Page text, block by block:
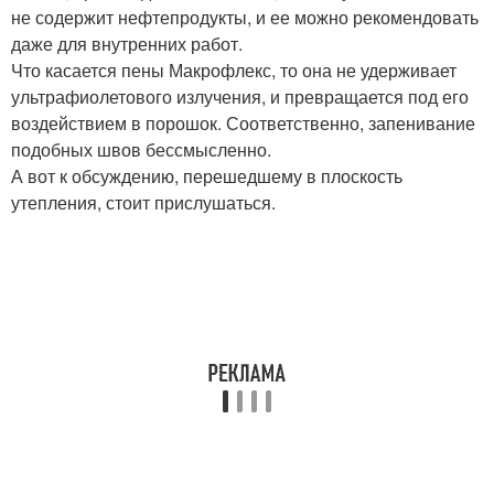
не содержит нефтепродукты, и ее можно рекомендовать
даже для внутренних работ.
Что касается пены Макрофлекс, то она не удерживает
ультрафиолетового излучения, и превращается под его
воздействием в порошок. Соответственно, запенивание
подобных швов бессмысленно.
А вот к обсуждению, перешедшему в плоскость
утепления, стоит прислушаться.